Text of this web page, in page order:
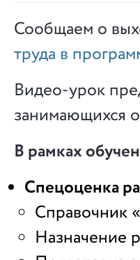
Сообщаем о
труда в
Видео-урок
занимающихся
В рамках
Спецоценка
Справочник
Назначение